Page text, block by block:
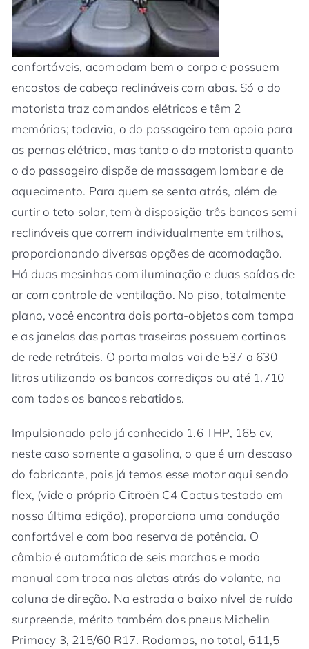
confortáveis, acomodam bem o corpo e possuem
encostos de cabeça reclináveis com abas. Só o do
motorista traz comandos elétricos e têm 2
memórias; todavia, o do passageiro tem apoio para
as pernas elétrico, mas tanto o do motorista quanto
o do passageiro dispõe de massagem lombar e de
aquecimento. Para quem se senta atrás, além de
curtir o teto solar, tem à disposição três bancos semi
reclináveis que correm individualmente em trilhos,
proporcionando diversas opções de acomodação.
Há duas mesinhas com iluminação e duas saídas de
ar com controle de ventilação. No piso, totalmente
plano, você encontra dois porta-objetos com tampa
e as janelas das portas traseiras possuem cortinas
de rede retráteis. O porta malas vai de 537 a 630
litros utilizando os bancos corrediços ou até 1.710
com todos os bancos rebatidos.
Impulsionado pelo já conhecido 1.6 THP, 165 cv,
neste caso somente a gasolina, o que é um descaso
do fabricante, pois já temos esse motor aqui sendo
flex, (vide o próprio Citroën C4 Cactus testado em
nossa última edição), proporciona uma condução
confortável e com boa reserva de potência. O
câmbio é automático de seis marchas e modo
manual com troca nas aletas atrás do volante, na
coluna de direção. Na estrada o baixo nível de ruído
surpreende, mérito também dos pneus Michelin
Primacy 3, 215/60 R17. Rodamos, no total, 611,5